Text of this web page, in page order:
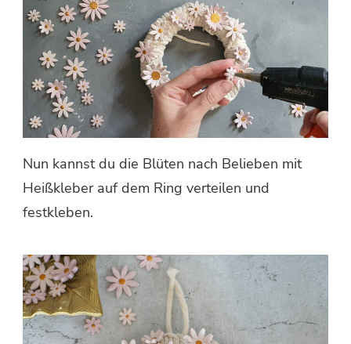
Nun kannst du die Blüten nach Belieben mit
Heißkleber auf dem Ring verteilen und
festkleben.